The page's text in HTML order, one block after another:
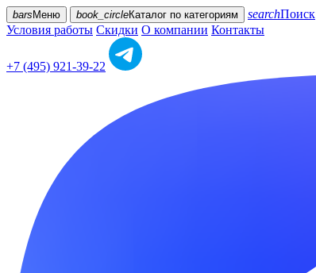
bars Меню book_circleКаталог по категориям searchПоиск
Условия работы Скидки О компании Контакты
+7 (495) 921-39-22